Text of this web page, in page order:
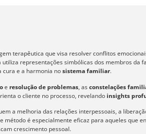
terapêutica que visa resolver conflitos
utiliza representações simbólicas dos membros da
cura e a harmonia nosistema familiar.
e resolução de problemas, asconstelações
o cliente no processo, revelando insights
a melhoria das relações interpessoais, a
método é especialmente eficaz para aqueles que
crescimento pessoal.